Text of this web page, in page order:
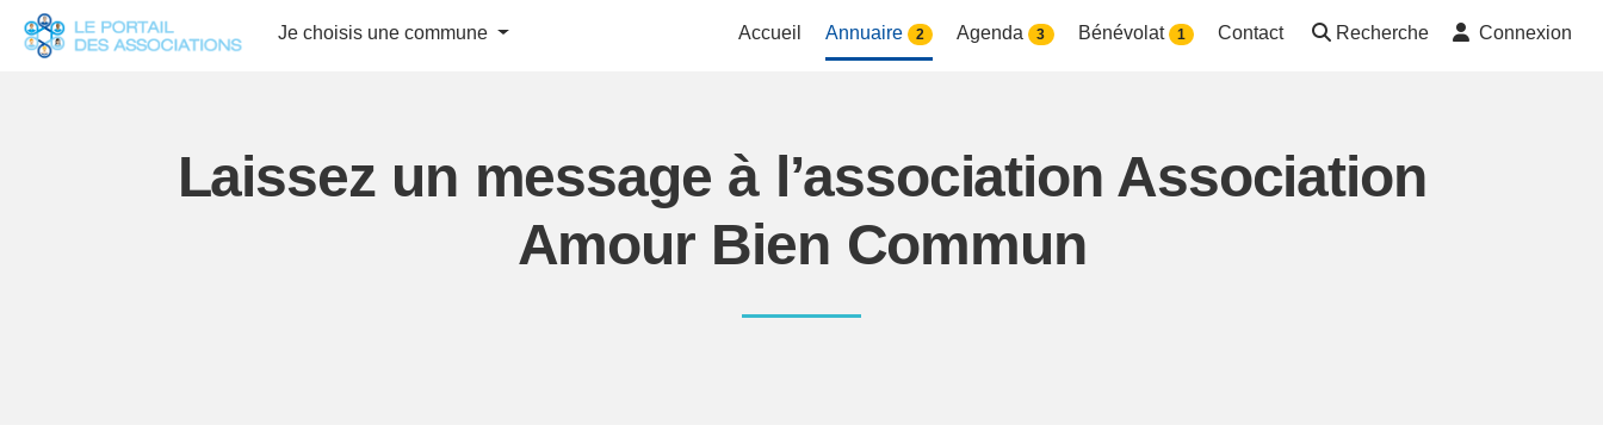
Je choisis une commune Accueil Annuaire 2 Agenda 3 Bénévolat 1 Contact Recherche Connexion
Laissez un message à l’association Association
Amour Bien Commun
Panneau de gestion des cookies